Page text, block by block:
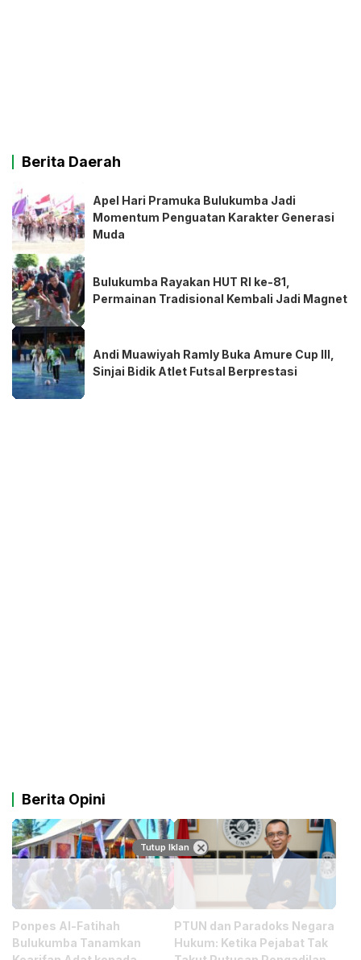
Berita Daerah
Apel Hari Pramuka Bulukumba Jadi
Momentum Penguatan Karakter Generasi
Muda
Bulukumba Rayakan HUT RI ke-81,
Permainan Tradisional Kembali Jadi Magnet
Andi Muawiyah Ramly Buka Amure Cup III,
Sinjai Bidik Atlet Futsal Berprestasi
Berita Opini
Ponpes Al-Fatihah
Bulukumba Tanamkan
PTUN dan Paradoks Negara
Hukum: Ketika Pejabat Tak
Tutup Iklan